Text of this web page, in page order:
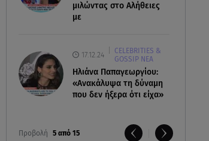
μιλώντας στο Αλήθειες
με
17.12.24
CELEBRITIES &
GOSSIP ΝΕΑ
Ηλιάνα Παπαγεωργίου:
«Ανακάλυψα τη δύναμη
που δεν ήξερα ότι είχα»
Προβολή 5 από 15